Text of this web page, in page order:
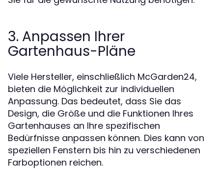
3. Anpassen Ihrer
Gartenhaus-Pläne
Viele Hersteller, einschließlich McGarden24,
bieten die Möglichkeit zur individuellen
Anpassung. Das bedeutet, dass Sie das
Design, die Größe und die Funktionen Ihres
Gartenhauses an Ihre spezifischen
Bedürfnisse anpassen können. Dies kann von
speziellen Fenstern bis hin zu verschiedenen
Farboptionen reichen.